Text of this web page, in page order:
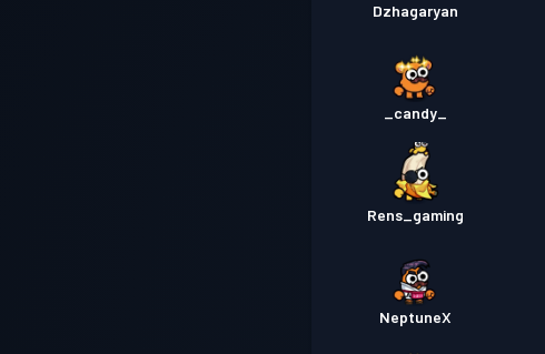
Dzhagaryan
_candy_
Rens_gaming
NeptuneX